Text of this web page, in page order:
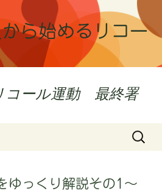
ら始めるリコー
コール運動 最終署
検
ゆっくり解説その1～